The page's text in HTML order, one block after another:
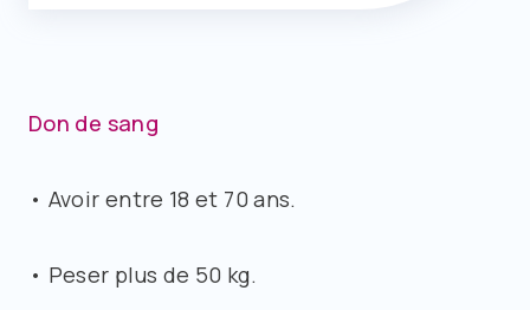
Don de sang
• Avoir entre 18 et 70 ans.
• Peser plus de 50 kg.